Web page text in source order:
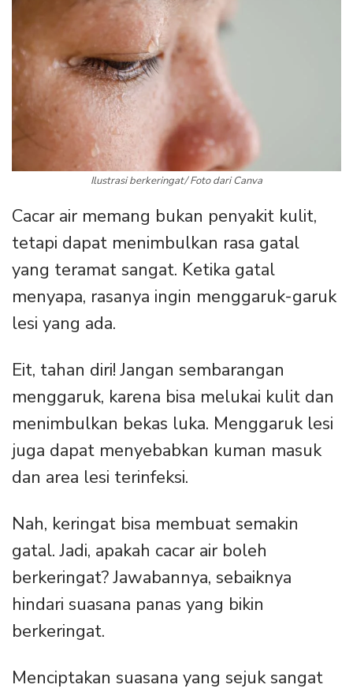
Ilustrasi berkeringat/ Foto dari Canva
Cacar air memang bukan penyakit kulit,
tetapi dapat menimbulkan rasa gatal
yang teramat sangat. Ketika gatal
menyapa, rasanya ingin menggaruk-garuk
lesi yang ada.
Eit, tahan diri! Jangan sembarangan
menggaruk, karena bisa melukai kulit dan
menimbulkan bekas luka. Menggaruk lesi
juga dapat menyebabkan kuman masuk
dan area lesi terinfeksi.
Nah, keringat bisa membuat semakin
gatal. Jadi, apakah cacar air boleh
berkeringat? Jawabannya, sebaiknya
hindari suasana panas yang bikin
berkeringat.
Menciptakan suasana yang sejuk sangat